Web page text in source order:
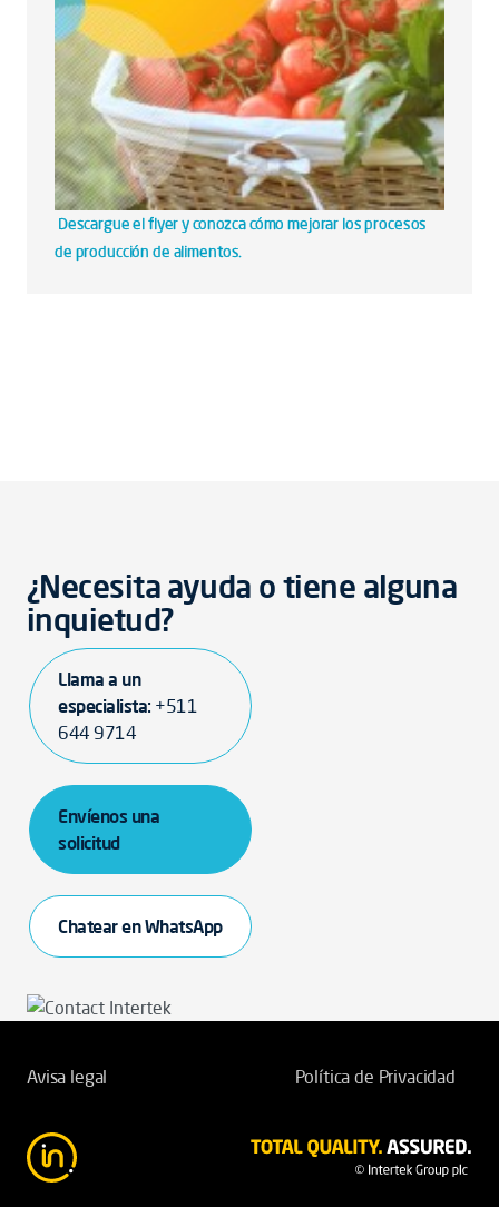
Descargue el flyer y conozca cómo mejorar los procesos
de producción de alimentos.
¿Necesita ayuda o tiene alguna
inquietud?
Llama a un
especialista: +511
644 9714
Envíenos una
solicitud
Chatear en WhatsApp
Avisa legal Política de Privacidad